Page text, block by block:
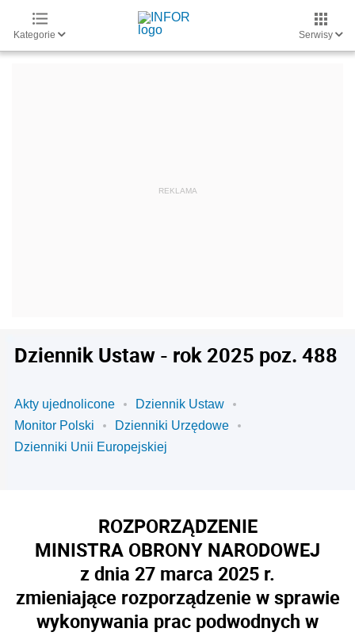
Kategorie Serwisy
Dziennik Ustaw - rok 2025 poz. 488
Akty ujednolicone
Dziennik Ustaw
Monitor Polski
Dzienniki Urzędowe
Dzienniki Unii Europejskiej
ROZPORZĄDZENIE
MINISTRA OBRONY NARODOWEJ
z dnia 27 marca 2025 r.
zmieniające rozporządzenie w sprawie
wykonywania prac podwodnych w